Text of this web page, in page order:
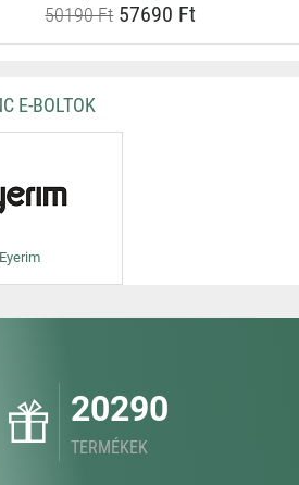
50190 Ft57690 Ft
E-BOLTOK
Eyerim
20290
TERMÉKEK